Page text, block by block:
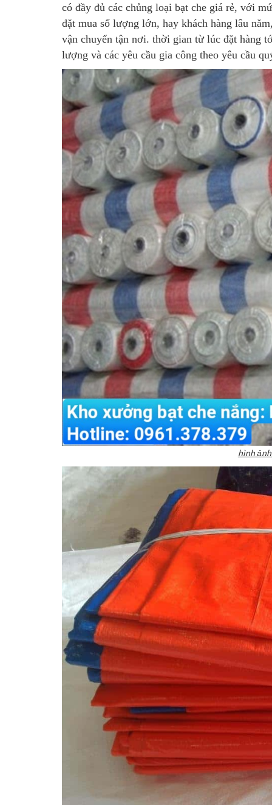
có đầy đủ các chủng loại bạt che giá rẻ, với
đặt mua số lượng lớn, hay khách hàng lâu
vận chuyển tận nơi. thời gian từ lúc đặt hàng
lượng và các yêu cầu gia công theo yêu cầu
hình